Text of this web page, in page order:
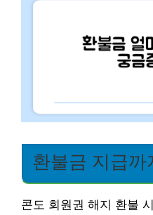
환불금 지급
콘도 회원권 해지 환불